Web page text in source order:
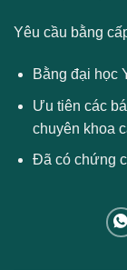
Yêu cầu bằng
Bằng đại học
Ưu tiên các
chuyên khoa
Đã có chứng